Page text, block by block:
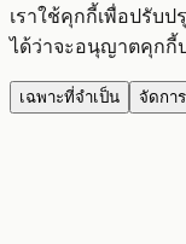
เราใช้คุกกี้เพื่อปรับ
ได้ว่าจะอนุญาตคุกกี้
เฉพาะที่จำเป็น จัดกา